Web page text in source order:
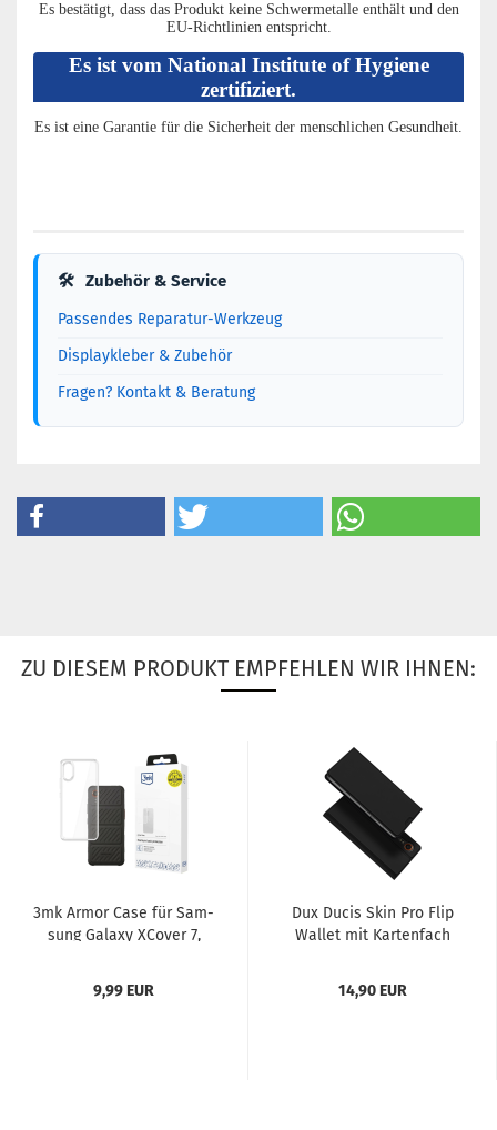
Es bestätigt, dass das Produkt keine Schwermetalle enthält und den
EU-Richtlinien entspricht.
Es ist vom National Institute of Hygiene
zertifiziert.
Es ist eine Garantie für die Sicherheit der menschlichen Gesundheit.
🛠 Zubehör & Service
Passendes Reparatur-Werkzeug
Displaykleber & Zubehör
Fragen? Kontakt & Beratung
ZU DIESEM PRODUKT EMPFEHLEN WIR IHNEN:
3mk Armor Case für Sam­
sung Ga­la­xy XCo­ver 7,
9,99 EUR
Dux Ducis Skin Pro Flip
Wal­let mit Kar­ten­fach
14,90 EUR